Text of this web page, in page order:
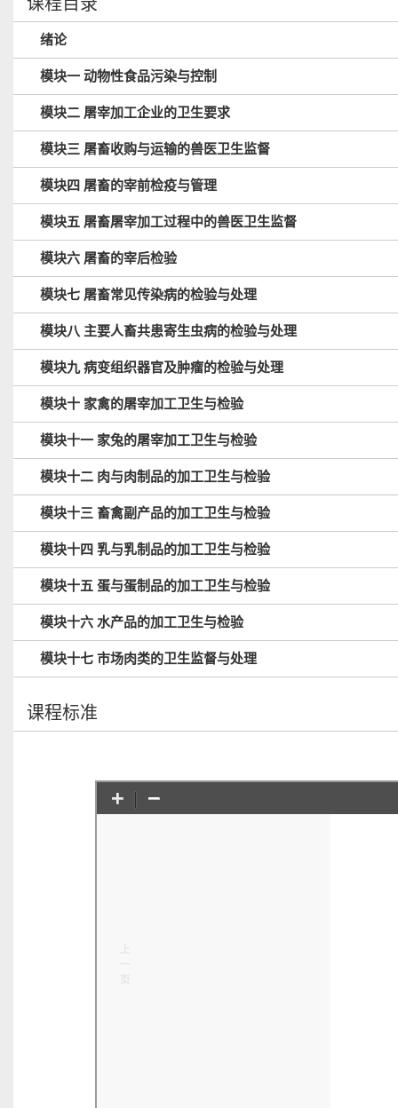
绪论
模块一 动物性食品污染与控制
模块二 屠宰加工企业的卫生要求
模块三 屠畜收购与运输的兽医卫生监督
模块四 屠畜的宰前检疫与管理
模块五 屠畜屠宰加工过程中的兽医卫生监督
模块六 屠畜的宰后检验
模块七 屠畜常见传染病的检验与处理
模块八 主要人畜共患寄生虫病的检验与处理
模块九 病变组织器官及肿瘤的检验与处理
模块十 家禽的屠宰加工卫生与检验
模块十一 家兔的屠宰加工卫生与检验
模块十二 肉与肉制品的加工卫生与检验
模块十三 畜禽副产品的加工卫生与检验
模块十四 乳与乳制品的加工卫生与检验
模块十五 蛋与蛋制品的加工卫生与检验
模块十六 水产品的加工卫生与检验
模块十七 市场肉类的卫生监督与处理
课程标准